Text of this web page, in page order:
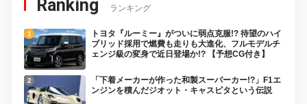
Ranking ランキング
トヨタ『ルーミー』がついに弱点克服!? 待望のハイ
ブリッド採用で燃費も走りも大進化、フルモデルチ
ェンジ級の変身で近日登場か!? 【予想CG付き】
「下着メーカーが作った和製スーパーカー!?」F1エ
ンジンを積んだジオット・キャスピタという伝説